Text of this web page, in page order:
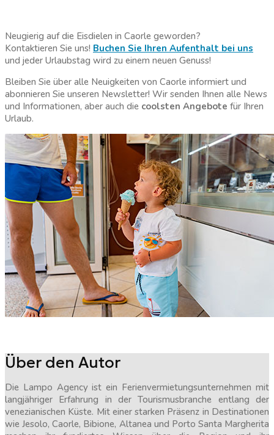
Neugierig auf die Eisdielen in Caorle geworden?
Kontaktieren Sie uns! Buchen Sie Ihren Aufenthalt bei uns
und jeder Urlaubstag wird zu einem neuen Genuss!
Bleiben Sie über alle Neuigkeiten von Caorle informiert und
abonnieren Sie unseren Newsletter! Wir senden Ihnen alle News
und Informationen, aber auch die coolsten Angebote für Ihren
Urlaub.
Über den Autor
Die Lampo Agency ist ein Ferienvermietungsunternehmen mit
langjähriger Erfahrung in der Tourismusbranche entlang der
venezianischen Küste. Mit einer starken Präsenz in Destinationen
wie Jesolo, Caorle, Bibione, Altanea und Porto Santa Margherita